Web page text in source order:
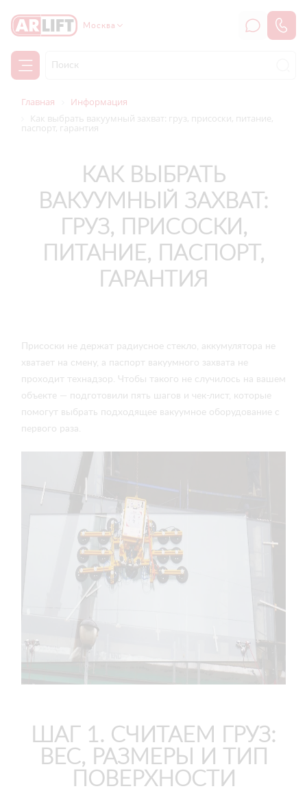
Москва
Главная
Информация
Как выбрать вакуумный захват: груз, присоски, питание,
паспорт, гарантия
КАК ВЫБРАТЬ
ВАКУУМНЫЙ ЗАХВАТ:
ГРУЗ, ПРИСОСКИ,
ПИТАНИЕ, ПАСПОРТ,
ГАРАНТИЯ
Присоски не держат радиусное стекло, аккумулятора не
хватает на смену, а паспорт вакуумного захвата не
проходит технадзор. Чтобы такого не случилось на вашем
объекте — подготовили пять шагов и чек-лист, которые
помогут выбрать подходящее вакуумное оборудование с
первого раза.
ШАГ 1. СЧИТАЕМ ГРУЗ:
ВЕС, РАЗМЕРЫ И ТИП
ПОВЕРХНОСТИ